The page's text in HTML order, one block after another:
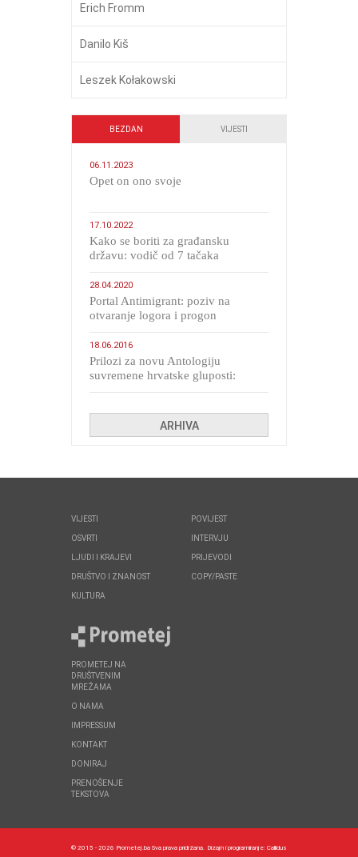
Erich Fromm
Danilo Kiš
Leszek Kołakowski
BEZDAN VIJESTI
06.11.2023
​Opet on ono svoje
17.10.2022
Kako se boriti za građansku
državu: vodič od 7 tačaka
28.04.2020
Portal Antimigrant: poziv na
otvaranje logora i progon
18.06.2016
Prilozi za novu Antologiju
suvremene hrvatske gluposti:
ARHIVA
VIJESTI
OSVRTI
LJUDI I KRAJEVI
DRUŠTVO I ZNANOST
KULTURA
POVIJEST
INTERVJU
PRIJEVODI
COPY/PASTE
PROMETEJ NA
DRUŠTVENIM
MREŽAMA
O NAMA
IMPRESSUM
KONTAKT
DONIRAJ
PRENOŠENJE
TEKSTOVA
© 2015 - 2026 Prometej.ba Sva prava pridržana. Dizajn i programiranje: Callidus